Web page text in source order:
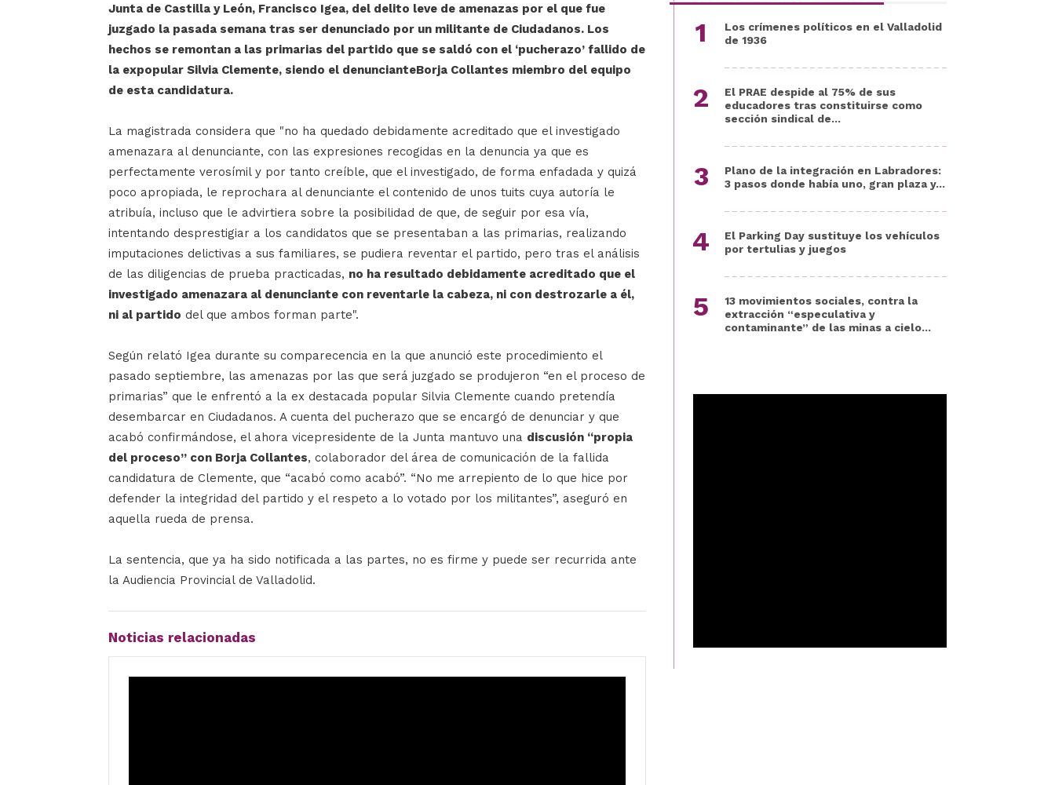
Junta de Castilla y León, Francisco Igea, del delito leve de amenazas por el que fue
juzgado la pasada semana tras ser denunciado por un militante de Ciudadanos. Los
hechos se remontan a las primarias del partido que se saldó con el ‘pucherazo’ fallido de
la expopular Silvia Clemente, siendo el denuncianteBorja Collantes miembro del equipo
de esta candidatura.
La magistrada considera que "no ha quedado debidamente acreditado que el investigado
amenazara al denunciante, con las expresiones recogidas en la denuncia ya que es
perfectamente verosímil y por tanto creíble, que el investigado, de forma enfadada y quizá
poco apropiada, le reprochara al denunciante el contenido de unos tuits cuya autoría le
atribuía, incluso que le advirtiera sobre la posibilidad de que, de seguir por esa vía,
intentando desprestigiar a los candidatos que se presentaban a las primarias, realizando
imputaciones delictivas a sus familiares, se pudiera reventar el partido, pero tras el análisis
de las diligencias de prueba practicadas, no ha resultado debidamente acreditado que el
investigado amenazara al denunciante con reventarle la cabeza, ni con destrozarle a él,
ni al partido del que ambos forman parte".
Según relató Igea durante su comparecencia en la que anunció este procedimiento el
pasado septiembre, las amenazas por las que será juzgado se produjeron “en el proceso de
primarias” que le enfrentó a la ex destacada popular Silvia Clemente cuando pretendía
desembarcar en Ciudadanos. A cuenta del pucherazo que se encargó de denunciar y que
acabó confirmándose, el ahora vicepresidente de la Junta mantuvo una discusión “propia
del proceso” con Borja Collantes, colaborador del área de comunicación de la fallida
candidatura de Clemente, que “acabó como acabó”. “No me arrepiento de lo que hice por
defender la integridad del partido y el respeto a lo votado por los militantes”, aseguró en
aquella rueda de prensa.
La sentencia, que ya ha sido notificada a las partes, no es firme y puede ser recurrida ante
la Audiencia Provincial de Valladolid.
Noticias relacionadas
Los crímenes políticos en el Valladolid
de 1936
El PRAE despide al 75% de sus
educadores tras constituirse como
sección sindical de...
Plano de la integración en Labradores:
3 pasos donde había uno, gran plaza y...
El Parking Day sustituye los vehículos
por tertulias y juegos
13 movimientos sociales, contra la
extracción “especulativa y
contaminante” de las minas a cielo...